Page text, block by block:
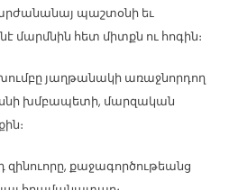
պաշտօնի եւ
մարմնին հետ միտքն ու հոգին։
յաղթանակի առաջնորդող
խմբապետի, մարզական
քաջագործութեանց